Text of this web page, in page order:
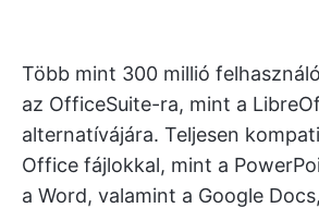
Több mint 300 millió
az OfficeSuite-ra, mint a
alternatívájára. Teljesen
Office fájlokkal, mint a
a Word, valamint a Google